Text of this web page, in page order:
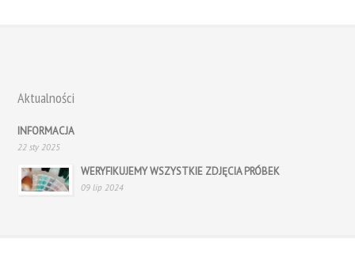
Aktualności
INFORMACJA
22 sty 2025
WERYFIKUJEMY WSZYSTKIE ZDJĘCIA PRÓBEK
09 lip 2024